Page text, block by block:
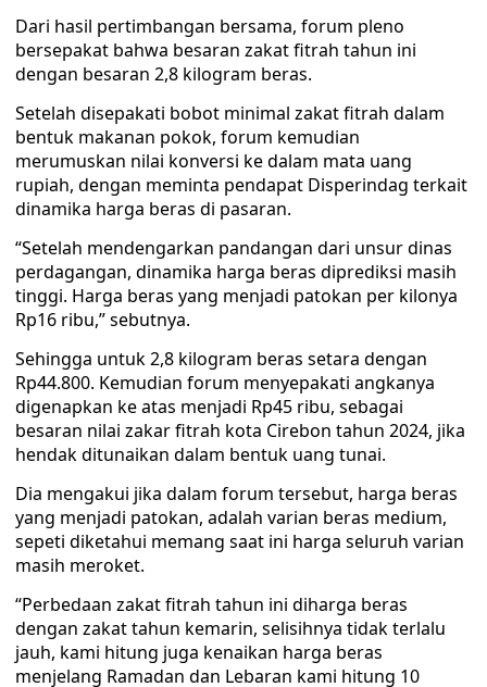
Dari hasil pertimbangan bersama, forum pleno
bersepakat bahwa besaran zakat fitrah tahun ini
dengan besaran 2,8 kilogram beras.
Setelah disepakati bobot minimal zakat fitrah dalam
bentuk makanan pokok, forum kemudian
merumuskan nilai konversi ke dalam mata uang
rupiah, dengan meminta pendapat Disperindag terkait
dinamika harga beras di pasaran.
“Setelah mendengarkan pandangan dari unsur dinas
perdagangan, dinamika harga beras diprediksi masih
tinggi. Harga beras yang menjadi patokan per kilonya
Rp16 ribu,” sebutnya.
Sehingga untuk 2,8 kilogram beras setara dengan
Rp44.800. Kemudian forum menyepakati angkanya
digenapkan ke atas menjadi Rp45 ribu, sebagai
besaran nilai zakar fitrah kota Cirebon tahun 2024, jika
hendak ditunaikan dalam bentuk uang tunai.
Dia mengakui jika dalam forum tersebut, harga beras
yang menjadi patokan, adalah varian beras medium,
sepeti diketahui memang saat ini harga seluruh varian
masih meroket.
“Perbedaan zakat fitrah tahun ini diharga beras
dengan zakat tahun kemarin, selisihnya tidak terlalu
jauh, kami hitung juga kenaikan harga beras
menjelang Ramadan dan Lebaran kami hitung 10